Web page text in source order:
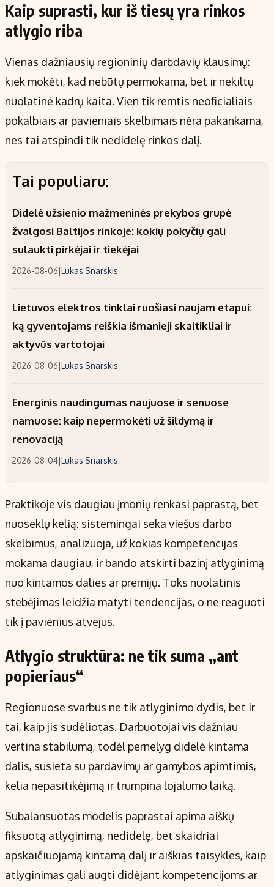
Kaip suprasti, kur iš tiesų yra rinkos
atlygio riba
Vienas dažniausių regioninių darbdavių klausimų:
kiek mokėti, kad nebūtų permokama, bet ir nekiltų
nuolatinė kadrų kaita. Vien tik remtis neoficialiais
pokalbiais ar pavieniais skelbimais nėra pakankama,
nes tai atspindi tik nedidelę rinkos dalį.
Tai populiaru:
Didelė užsienio mažmeninės prekybos grupė
žvalgosi Baltijos rinkoje: kokių pokyčių gali
sulaukti pirkėjai ir tiekėjai
2026-08-06|Lukas Snarskis
Lietuvos elektros tinklai ruošiasi naujam etapui:
ką gyventojams reiškia išmanieji skaitikliai ir
aktyvūs vartotojai
2026-08-06|Lukas Snarskis
Energinis naudingumas naujuose ir senuose
namuose: kaip nepermokėti už šildymą ir
renovaciją
2026-08-04|Lukas Snarskis
Praktikoje vis daugiau įmonių renkasi paprastą, bet
nuoseklų kelią: sistemingai seka viešus darbo
skelbimus, analizuoja, už kokias kompetencijas
mokama daugiau, ir bando atskirti bazinį atlyginimą
nuo kintamos dalies ar premijų. Toks nuolatinis
stebėjimas leidžia matyti tendencijas, o ne reaguoti
tik į pavienius atvejus.
Atlygio struktūra: ne tik suma „ant
popieriaus“
Regionuose svarbus ne tik atlyginimo dydis, bet ir
tai, kaip jis sudėliotas. Darbuotojai vis dažniau
vertina stabilumą, todėl pernelyg didelė kintama
dalis, susieta su pardavimų ar gamybos apimtimis,
kelia nepasitikėjimą ir trumpina lojalumo laiką.
Subalansuotas modelis paprastai apima aiškų
fiksuotą atlyginimą, nedidelę, bet skaidriai
apskaičiuojamą kintamą dalį ir aiškias taisykles, kaip
atlyginimas gali augti didėjant kompetencijoms ar